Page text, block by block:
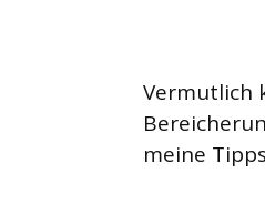
Vermutlich
meine